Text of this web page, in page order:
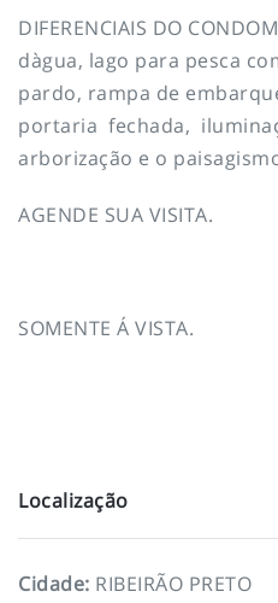
DIFERENCIAIS DO
dàgua, lago para pesca
pardo, rampa de
portaria fechada,
arborização e o
AGENDE SUA VISITA.
SOMENTE Á VISTA.
Localização
Cidade: RIBEIRÃO PRETO